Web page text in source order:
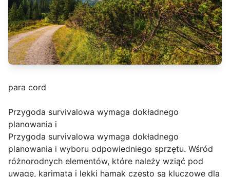
para cord
Przygoda survivalowa wymaga dokładnego
planowania i
Przygoda survivalowa wymaga dokładnego
planowania i wyboru odpowiedniego sprzętu. Wśród
różnorodnych elementów, które należy wziąć pod
uwagę, karimata i lekki hamak często są kluczowe dla